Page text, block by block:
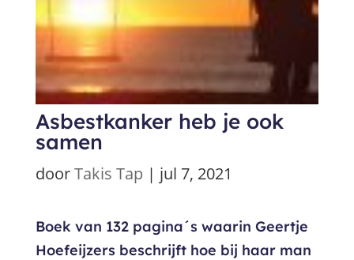
Asbestkanker heb je ook
samen
doorTakis Tap | jul 7, 2021
Boek van 132 pagina´s waarin Geertje
Hoefeijzers beschrijft hoe bij haar man